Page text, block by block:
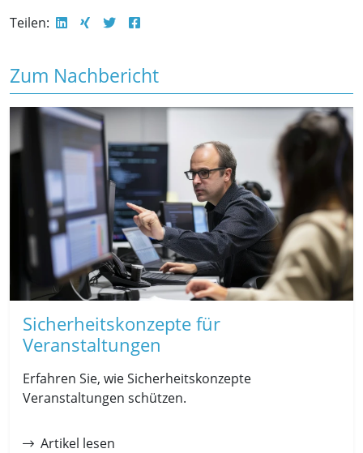
Teilen:
Zum Nachbericht
Sicherheitskonzepte für
Veranstaltungen
Erfahren Sie, wie Sicherheitskonzepte
Veranstaltungen schützen.
Artikel lesen